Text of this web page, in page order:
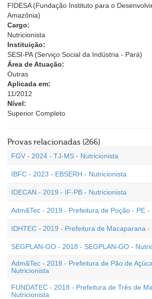
FIDESA (Fundação Instituto para o
Amazônia)
Cargo:
Nutricionista
Instituição:
SESI-PA (Serviço Social da Indústria - Pará)
Área de Atuação:
Outras
Aplicada em:
11/2012
Nível:
Superior Completo
Provas relacionadas (266)
FGV - 2024 - TJ-MS - Nutricionista
IBFC - 2023 - EBSERH - Nutricionista
IDECAN - 2019 - IF-PB - Nutricionista
Adm&Tec - 2019 - Prefeitura de Poção - PE -
IDHTEC - 2019 - Prefeitura de Macaparana -
SEGPLAN-GO - 2018 - SEGPLAN-GO -
Adm&Tec - 2018 - Prefeitura de Pão de
Nutricionista
FUNDATEC - 2018 - Prefeitura de Três de
Nutricionista